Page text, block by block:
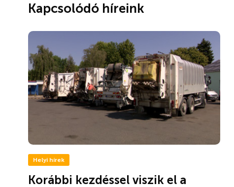
Kapcsolódó híreink
Helyi hírek
Korábbi kezdéssel viszik el a